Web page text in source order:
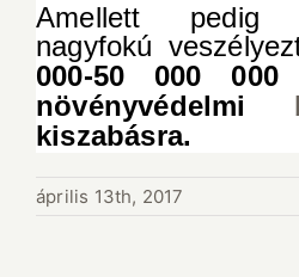
Amellett pedig
nagyfokú
000-50 000
növényvédelmi
kiszabásra.
április 13th, 2017